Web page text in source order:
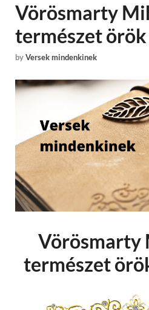
Vörösmarty
természet
byVersek mindenkinek
Vörösmarty
természet